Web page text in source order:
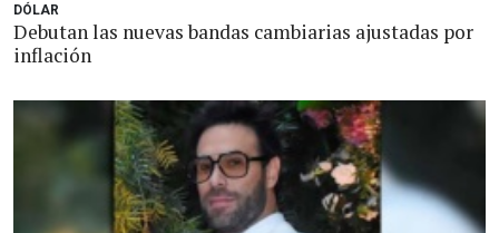
DÓLAR
Debutan las nuevas bandas cambiarias ajustadas por
inflación